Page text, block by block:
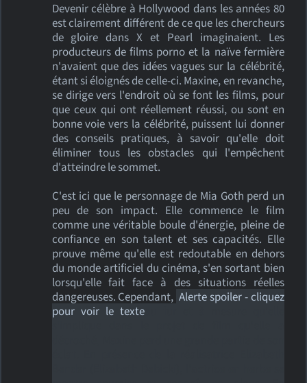
Devenir célèbre à Hollywood dans les années 80
est clairement différent de ce que les chercheurs
de gloire dans X et Pearl imaginaient. Les
producteurs de films porno et la naïve fermière
n'avaient que des idées vagues sur la célébrité,
étant si éloignés de celle-ci. Maxine, en revanche,
se dirige vers l'endroit où se font les films, pour
que ceux qui ont réellement réussi, ou sont en
bonne voie vers la célébrité, puissent lui donner
des conseils pratiques, à savoir qu'elle doit
éliminer tous les obstacles qui l'empêchent
d'atteindre le sommet.
C'est ici que le personnage de Mia Goth perd un
peu de son impact. Elle commence le film
comme une véritable boule d'énergie, pleine de
confiance en son talent et ses capacités. Elle
prouve même qu'elle est redoutable en dehors
du monde artificiel du cinéma, s'en sortant bien
lorsqu'elle fait face à des situations réelles
dangereuses. Cependant, Alerte spoiler - cliquez
pour voir le texteau fur et à mesure qu'elle